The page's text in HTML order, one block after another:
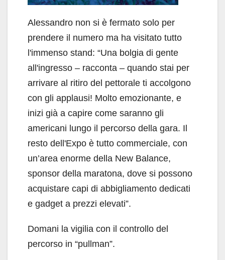
Alessandro non si è fermato solo per
prendere il numero ma ha visitato tutto
l'immenso stand: “Una bolgia di gente
all'ingresso – racconta – quando stai per
arrivare al ritiro del pettorale ti accolgono
con gli applausi! Molto emozionante, e
inizi già a capire come saranno gli
americani lungo il percorso della gara. Il
resto dell'Expo è tutto commerciale, con
un’area enorme della New Balance,
sponsor della maratona, dove si possono
acquistare capi di abbigliamento dedicati
e gadget a prezzi elevati”.
Domani la vigilia con il controllo del
percorso in “pullman”.